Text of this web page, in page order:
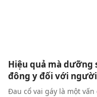
Hiệu quả mà dưỡng
đông y đối với
Đau cổ vai gáy là một